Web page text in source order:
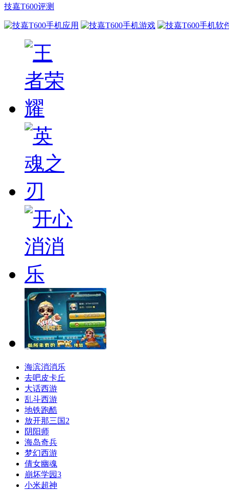
技嘉T600评测
海滨消消乐
去吧皮卡丘
大话西游
乱斗西游
地铁跑酷
放开那三国2
阴阳师
海岛奇兵
梦幻西游
倩女幽魂
崩坏学园3
小米超神